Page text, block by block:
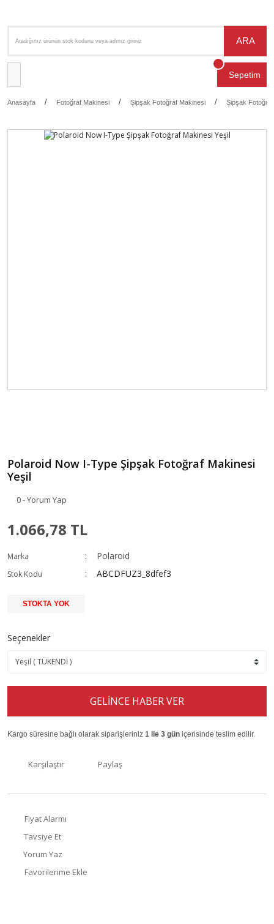
ARA
Sepetim
Anasayfa Fotoğraf Makinesi Şipşak Fotoğraf Makinesi Şipşak
Polaroid Now I-Type Şipşak Fotoğraf Makinesi
Yeşil
0 - Yorum Yap
1.066,78 TL
Marka Polaroid
Stok Kodu ABCDFUZ3_8dfef3
STOKTA YOK
Seçenekler
GELİNCE HABER VER
Kargo süresine bağlı olarak siparişleriniz 1 ile 3 gün içerisinde teslim edilir.
Karşılaştır Paylaş
Fiyat Alarmı
Tavsiye Et
Yorum Yaz